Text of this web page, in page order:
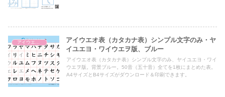
アイウエオ表（カタカナ表）
アイウエオ表（カタカナ表）シンプル文字のみ・ヤ
イユエヨ・ワイウエヲ版、ブルー
アイウエオ表（カタカナ表）シンプル文字のみ、ヤイユエヨ・ワイ
ウエヲ版。背景ブルー。50音（五十音）全てを1枚にまとめた表。
A4サイズとB4サイズがダウンロード＆印刷できます。